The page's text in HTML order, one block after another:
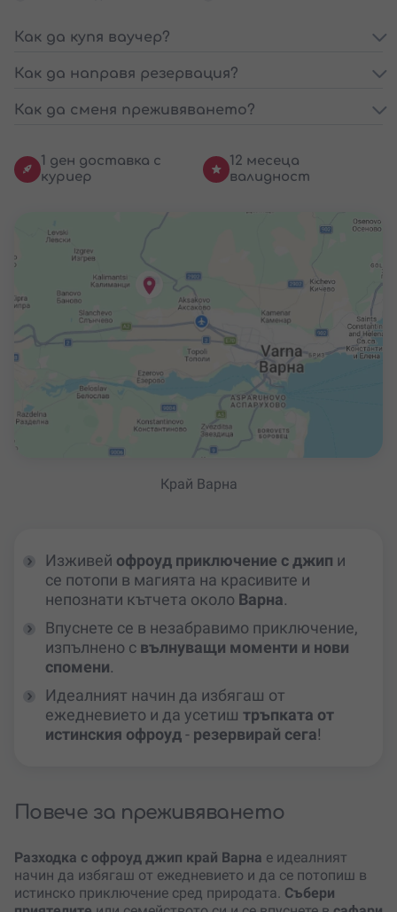
Как да купя ваучер?
Как да направя резервация?
Как да сменя преживяването?
1 ден доставка с
куриер
12 месеца
валидност
Край Варна
Изживей офроуд приключение с джип и
се потопи в магията на красивите и
непознати кътчета около Варна.
Впуснете се в незабравимо приключение,
изпълнено с вълнуващи моменти и нови
спомени.
Идеалният начин да избягаш от
ежедневието и да усетиш тръпката от
истинския офроуд- резервирай сега!
Повече за преживяването
Разходка с офроуд джип край Варна е идеалният
начин да избягаш от ежедневието и да се потопиш в
истинско приключение сред природата. Събери